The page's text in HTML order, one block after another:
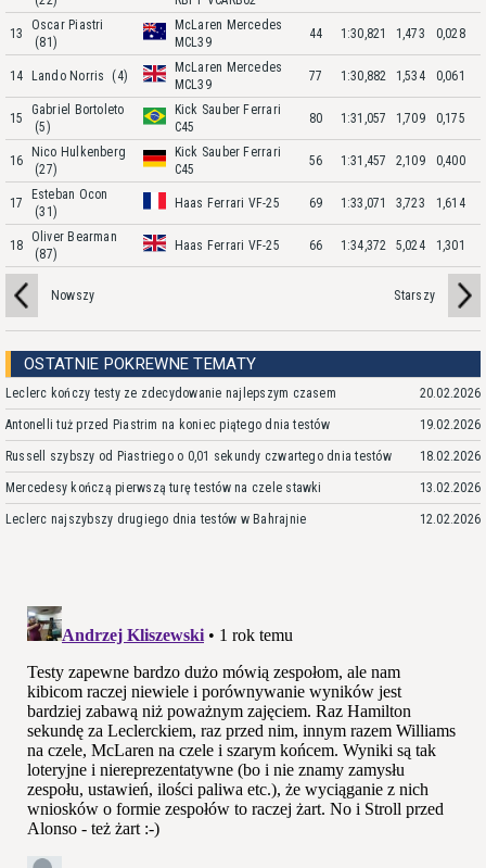
13
Oscar Piastri
(81)
McLaren Mercedes
MCL39
44 1:30,821 1,473 0,028
14 Lando Norris (4)
McLaren Mercedes
MCL39
77 1:30,882 1,534 0,061
15
Gabriel Bortoleto
(5)
Kick Sauber Ferrari
C45
80 1:31,057 1,709 0,175
16
Nico Hulkenberg
(27)
Kick Sauber Ferrari
C45
56 1:31,457 2,109 0,400
17
Esteban Ocon
(31)
Haas Ferrari VF-25 69 1:33,071 3,723 1,614
18
Oliver Bearman
(87)
Haas Ferrari VF-25 66 1:34,372 5,024 1,301
Nowszy Starszy
OSTATNIE POKREWNE TEMATY
Leclerc kończy testy ze zdecydowanie najlepszym czasem 20.02.2026
Antonelli tuż przed Piastrim na koniec piątego dnia testów 19.02.2026
Russell szybszy od Piastriego o 0,01 sekundy czwartego dnia testów 18.02.2026
Mercedesy kończą pierwszą turę testów na czele stawki 13.02.2026
Leclerc najszybszy drugiego dnia testów w Bahrajnie 12.02.2026